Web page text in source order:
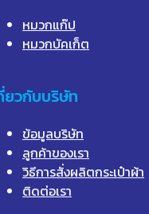
หมวกแก๊ป
หมวกบัคเก็ต
ยวกับบริษัท
ข้อมูลบริษัท
ลูกค้าของเรา
วิธีการสั่งผลิตกระเป๋าผ้า
ติดต่อเรา